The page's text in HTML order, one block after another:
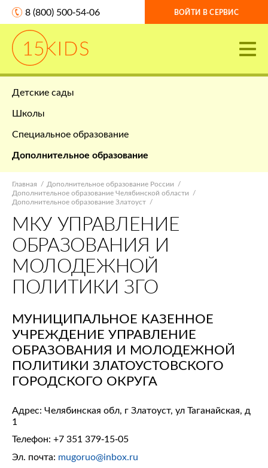
8 (800) 500-54-06 ВОЙТИ В СЕРВИС
Детские сады
Школы
Специальное образование
Дополнительное образование
Главная
Дополнительное образование России
Дополнительное образование Челябинской области
Дополнительное образование Златоуст
МКУ УПРАВЛЕНИЕ
ОБРАЗОВАНИЯ И
МОЛОДЕЖНОЙ
ПОЛИТИКИ ЗГО
МУНИЦИПАЛЬНОЕ КАЗЕННОЕ
УЧРЕЖДЕНИЕ УПРАВЛЕНИЕ
ОБРАЗОВАНИЯ И МОЛОДЕЖНОЙ
ПОЛИТИКИ ЗЛАТОУСТОВСКОГО
ГОРОДСКОГО ОКРУГА
Адрес: Челябинская обл, г Златоуст, ул Таганайская, д
1
Телефон: +7 351 379-15-05
Эл. почта: mugoruo@inbox.ru